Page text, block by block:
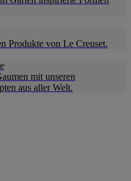
Produkte von Le Creuset.
mit unseren
aus aller Welt.